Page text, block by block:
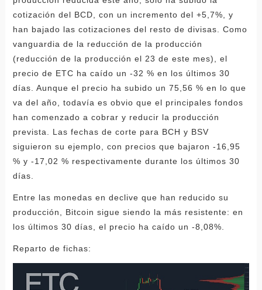
cotización del BCD, con un incremento del +5,7%, y
han bajado las cotizaciones del resto de divisas. Como
vanguardia de la reducción de la producción
(reducción de la producción el 23 de este mes), el
precio de ETC ha caído un -32 % en los últimos 30
días. Aunque el precio ha subido un 75,56 % en lo que
va del año, todavía es obvio que el principales fondos
han comenzado a cobrar y reducir la producción
prevista. Las fechas de corte para BCH y BSV
siguieron su ejemplo, con precios que bajaron -16,95
% y -17,02 % respectivamente durante los últimos 30
días.
Entre las monedas en declive que han reducido su
producción, Bitcoin sigue siendo la más resistente: en
los últimos 30 días, el precio ha caído un -8,08%.
Reparto de fichas: